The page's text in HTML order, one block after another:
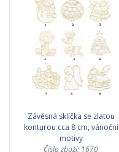
Závěsná sklíčka se zlatou
konturou cca 8 cm, vánoční
motivy
Číslo zboží: 1670